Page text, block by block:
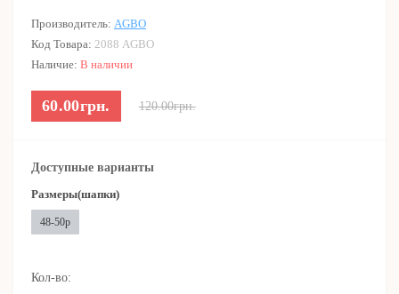
Производитель: AGBO
Код Товара: 2088 AGBO
Наличие: В наличии
60.00грн. 120.00грн.
Доступные варианты
Размеры(шапки)
48-50р
Кол-во: